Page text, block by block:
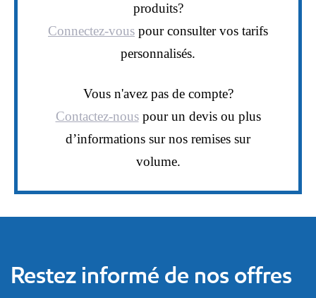
produits?
Connectez-vous pour consulter vos tarifs
personnalisés.
Vous n'avez pas de compte?
Contactez-nouspour un devis ou plus
d’informations sur nos remises sur
volume.
Restez informé de nos offres